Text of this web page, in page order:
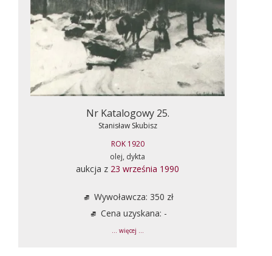
Nr Katalogowy 25.
Stanisław Skubisz
ROK 1920
olej, dykta
aukcja z 23 września 1990
Wywoławcza: 350 zł
Cena uzyskana: -
... więcej ...